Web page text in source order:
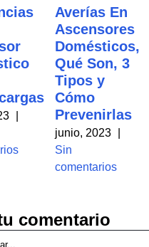
Averías En
Ascensores
Domésticos,
Qué Son, 3
Tipos y
Cómo
Prevenirlas
junio, 2023
Sin
comentarios
comentario